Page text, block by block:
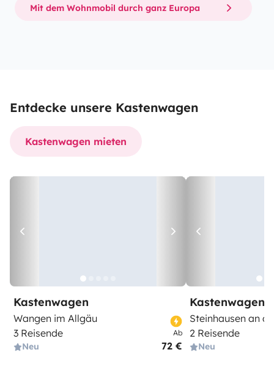
Mit dem Wohnmobil durch ganz Europa
Entdecke unsere Kastenwagen
Kastenwagen mieten
Kastenwagen
Wangen im Allgäu
3 Reisende
Neu
Ab
72 €
Kastenwagen
Steinhausen an
2 Reisende
Neu